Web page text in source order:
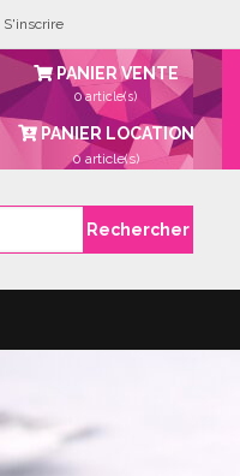
S'inscrire
PANIER VENTE
0 article(s)
PANIER LOCATION
0 article(s)
Rechercher